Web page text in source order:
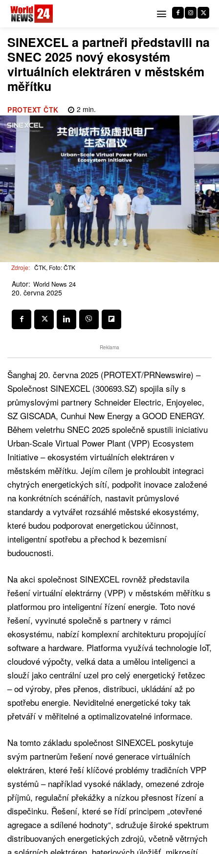
SINEXCEL a partneři představili na
SNEC 2025 nový ekosystém
virtuálních elektráren v městském
měřítku
PROTEXT ČTK 2 min.
Zdroje: ČTK, Foto: ČTK
Autor: World News 24
20. června 2025
Reklama
Šanghaj 20. června 2025 (PROTEXT/PRNewswire) –
Společnost SINEXCEL (300693.SZ) spojila síly s
průmyslovými partnery Schneider Electric, Enjoyelec,
SZ GISCADA, Cunhui New Energy a GOOD ENERGY.
Během veletrhu SNEC 2025 společně spustili iniciativu
Urban-Scale Virtual Power Plant (VPP) Ecosystem
Initiative – ekosystém virtuálních elektráren v
městském měřítku. Jejím cílem je prohloubit integraci
chytrých energetických sítí, podpořit inovace založené
na konkrétních scénářích, nastavit průmyslové
standardy a vytvářet rozsáhlé městské ekosystémy,
které budou podporovat energetickou účinnost,
inteligentní spotřebu a přechod k bezemisní
budoucnosti.
Na akci společnost SINEXCEL rovněž představila
řešení virtuální elektrárny (VPP) v městském měřítku s
platformou pro inteligentní řízení energie. Toto nové
řešení, vyvinuté společně s partnery v rámci
ekosystému, nabízí komplexní architekturu propojující
software a hardware. Platforma využívá technologie IoT,
cloudové výpočty, velká data a umělou inteligenci a
slouží jako centrální uzel pro celý energetický řetězec
– od výroby, přes přenos, distribuci, ukládání až po
spotřebu energie. Neviditelné energetické toky tak
přetváří v měřitelné a optimalizovatelné informace.
Na tomto základu společnost SINEXCEL poskytuje
svým partnerům řešení nové generace virtuálních
elektráren, které řeší klíčové problémy tradičních VPP
systémů – například vysoké náklady, omezené zdroje
příjmů, regulační překážky a nízkou přesnost řízení a
dispečinku. Řešení, které se řídí principem „otevřené
agregace a sdílené hodnoty“, sdružuje široké spektrum
distribuovaných energetických zdrojů, včetně větrných